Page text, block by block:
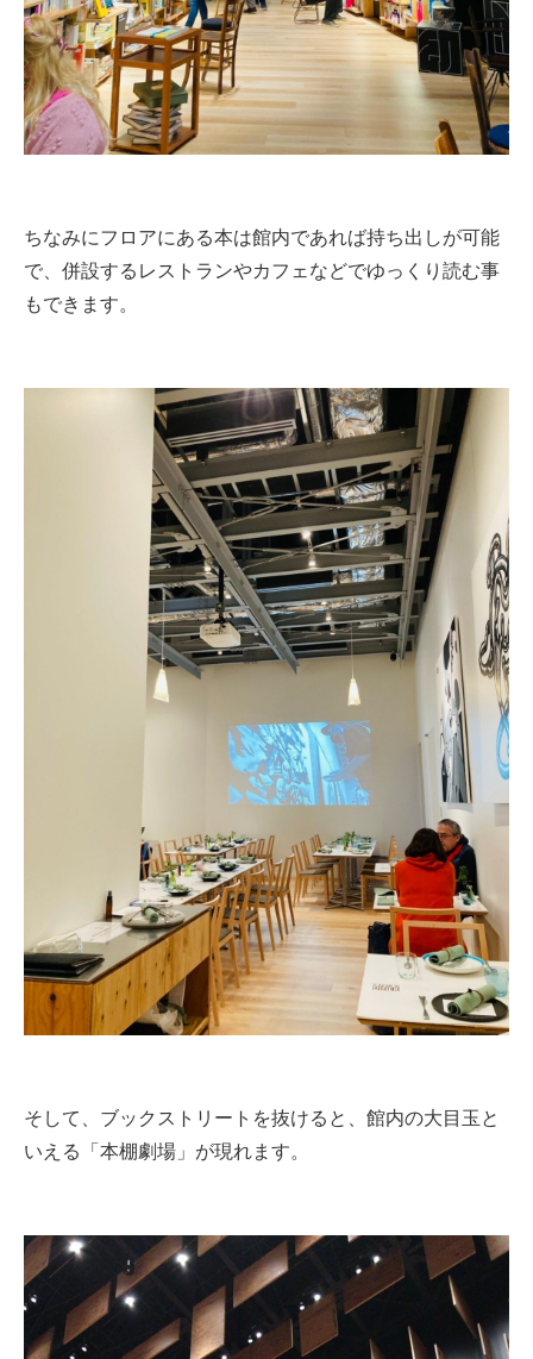
ちなみにフロアにある本は館内であれば持ち出しが可能
で、併設するレストランやカフェなどでゆっくり読む事
もできます。
そして、ブックストリートを抜けると、館内の大目玉と
いえる「本棚劇場」が現れます。